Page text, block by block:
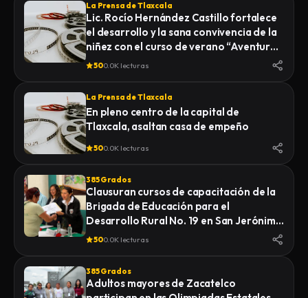
La Prensa de Tlaxcala
Lic. Rocío Hernández Castillo fortalece
el desarrollo y la sana convivencia de la
niñez con el curso de verano “Aventuras
Diferentes”.
500.0K lecturas
La Prensa de Tlaxcala
En pleno centro de la capital de
Tlaxcala, asaltan casa de empeño
500.0K lecturas
385 Grados
Clausuran cursos de capacitación de la
Brigada de Educación para el
Desarrollo Rural No. 19 en San Jerónimo
Zacualpan
500.0K lecturas
385 Grados
Adultos mayores de Zacatelco